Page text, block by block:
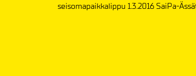
seisomapaikkalippu 1.3.2016 SaiPa-